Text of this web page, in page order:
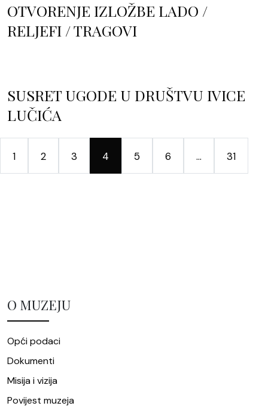
OTVORENJE IZLOŽBE LADO /
RELJEFI / TRAGOVI
SUSRET UGODE U DRUŠTVU IVICE
LUČIĆA
1 2 3 4 5 6 … 31
O MUZEJU
Opći podaci
Dokumenti
Misija i vizija
Povijest muzeja